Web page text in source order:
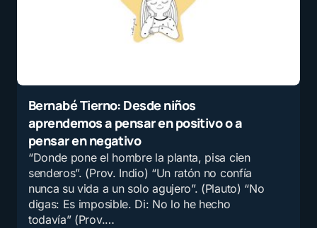
Bernabé Tierno: Desde niños
aprendemos a pensar en positivo o a
pensar en negativo
“Donde pone el hombre la planta, pisa cien
senderos”. (Prov. Indio) “Un ratón no confía
nunca su vida a un solo agujero”. (Plauto) “No
digas: Es imposible. Di: No lo he hecho
todavía” (Prov.…